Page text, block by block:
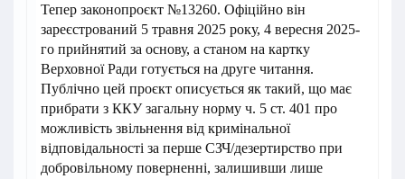
Тепер законопроєкт №13260. Офіційно він
зареєстрований 5 травня 2025 року, 4 вересня 2025-
го прийнятий за основу, а станом на картку
Верховної Ради готується на друге читання.
Публічно цей проєкт описується як такий, що має
прибрати з ККУ загальну норму ч. 5 ст. 401 про
можливість звільнення від кримінальної
відповідальності за перше СЗЧ/дезертирство при
добровільному поверненні, залишивши лише